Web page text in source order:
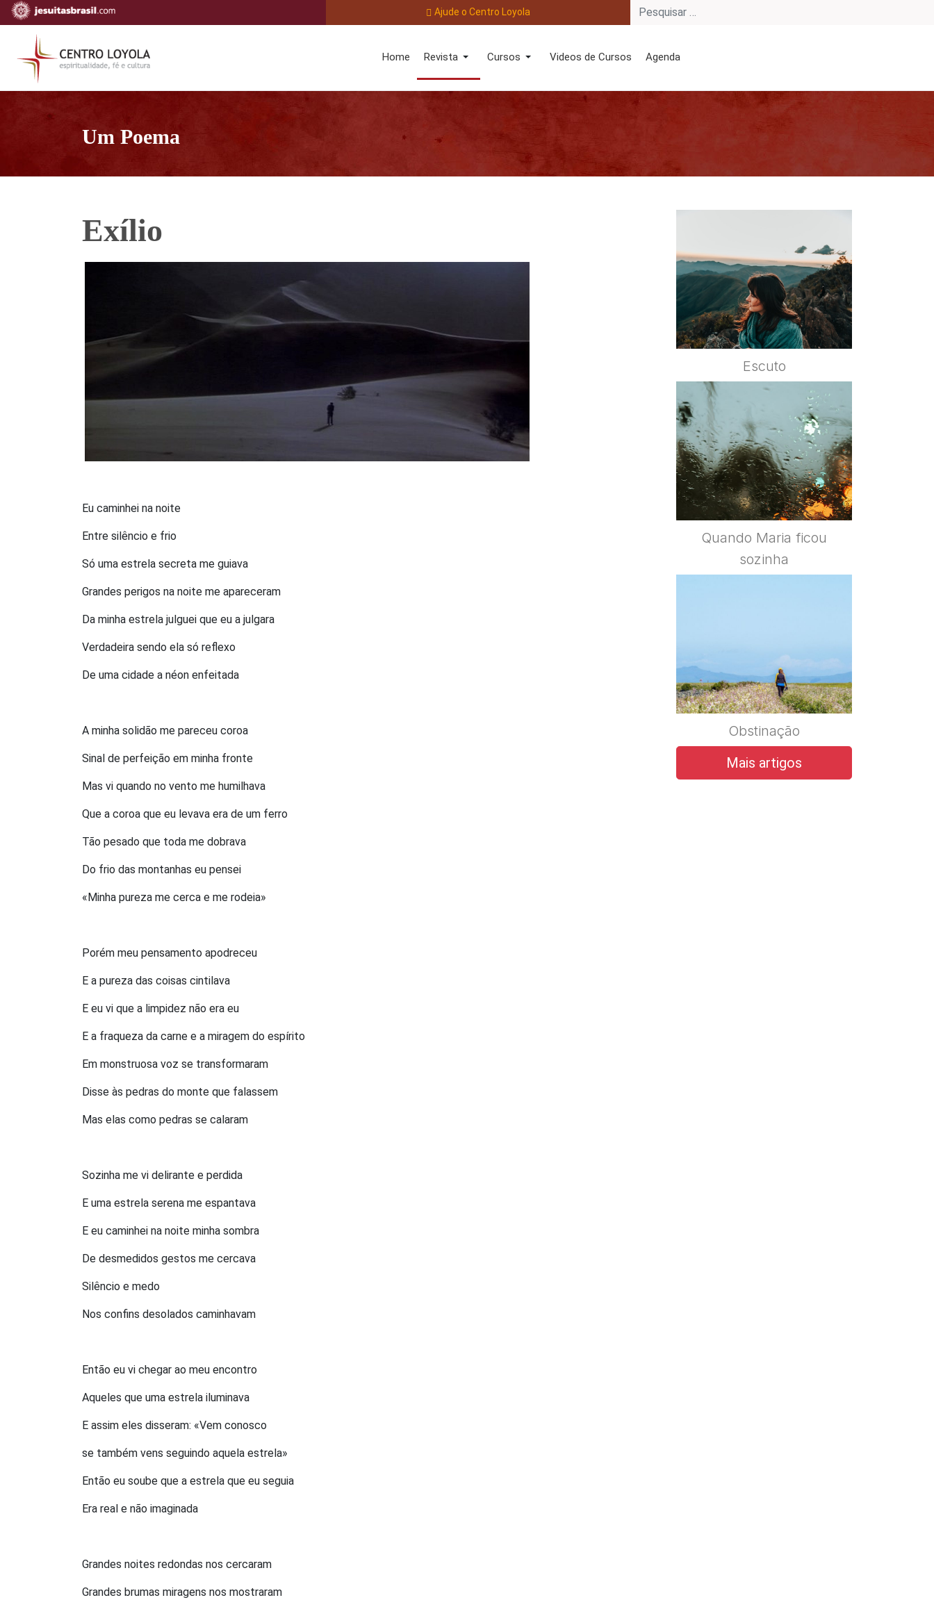
Ajude o Centro Loyola
Home Revista Cursos Videos de Cursos Agenda
Um Poema
Exílio
Eu caminhei na noite
Entre silêncio e frio
Só uma estrela secreta me guiava
Grandes perigos na noite me apareceram
Da minha estrela julguei que eu a julgara
Verdadeira sendo ela só reflexo
De uma cidade a néon enfeitada
A minha solidão me pareceu coroa
Sinal de perfeição em minha fronte
Mas vi quando no vento me humilhava
Que a coroa que eu levava era de um ferro
Tão pesado que toda me dobrava
Do frio das montanhas eu pensei
«Minha pureza me cerca e me rodeia»
Porém meu pensamento apodreceu
E a pureza das coisas cintilava
E eu vi que a limpidez não era eu
E a fraqueza da carne e a miragem do espírito
Em monstruosa voz se transformaram
Disse às pedras do monte que falassem
Mas elas como pedras se calaram
Sozinha me vi delirante e perdida
E uma estrela serena me espantava
E eu caminhei na noite minha sombra
De desmedidos gestos me cercava
Silêncio e medo
Nos confins desolados caminhavam
Então eu vi chegar ao meu encontro
Aqueles que uma estrela iluminava
E assim eles disseram: «Vem conosco
se também vens seguindo aquela estrela»
Então eu soube que a estrela que eu seguia
Era real e não imaginada
Grandes noites redondas nos cercaram
Grandes brumas miragens nos mostraram
Escuto
Quando Maria ficou
sozinha
Obstinação
Mais artigos